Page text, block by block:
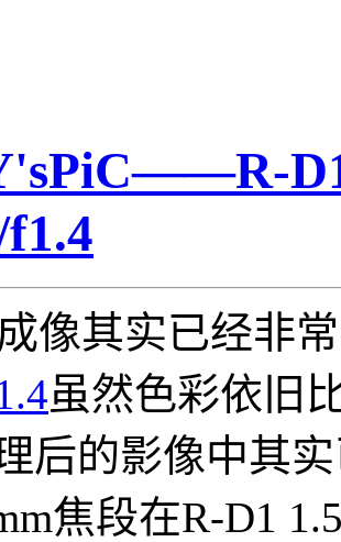
像其实已经非
虽然色彩依旧
后的影像中其
焦段在R-D1